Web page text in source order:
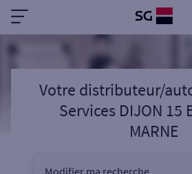
Votre distributeur/
Services DIJON 15
MARNE
Modifier ma recherche